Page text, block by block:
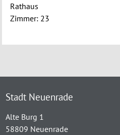
Rathaus
Zimmer: 23
Stadt Neuenrade
Alte Burg 1
58809 Neuenrade